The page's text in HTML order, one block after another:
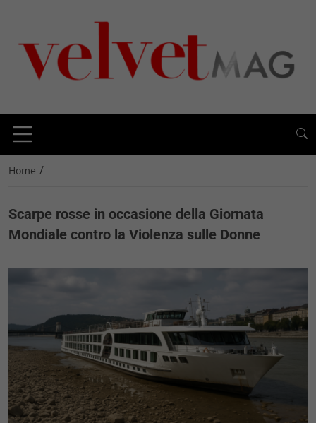
Home /
Scarpe rosse in occasione della Giornata
Mondiale contro la Violenza sulle Donne